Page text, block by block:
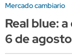
Mercado cambiario
Real blue:
6 de agosto